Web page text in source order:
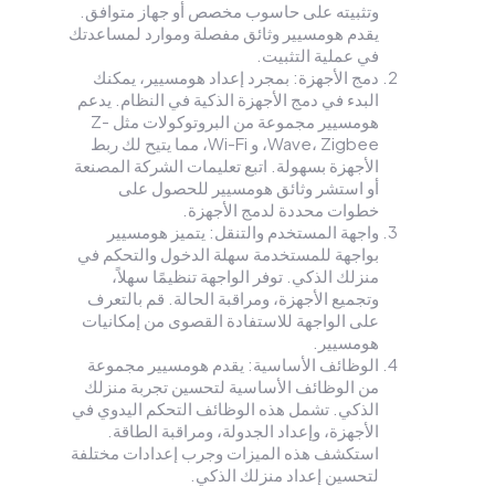
وتثبيته على حاسوب مخصص أو جهاز متوافق.
يقدم هومسيير وثائق مفصلة وموارد لمساعدتك
في عملية التثبيت.
دمج الأجهزة: بمجرد إعداد هومسيير، يمكنك
البدء في دمج الأجهزة الذكية في النظام. يدعم
هومسيير مجموعة من البروتوكولات مثل Z-
Wave، Zigbee، و Wi-Fi، مما يتيح لك ربط
الأجهزة بسهولة. اتبع تعليمات الشركة المصنعة
أو استشر وثائق هومسيير للحصول على
خطوات محددة لدمج الأجهزة.
واجهة المستخدم والتنقل: يتميز هومسيير
بواجهة للمستخدمة سهلة الدخول والتحكم في
منزلك الذكي. توفر الواجهة تنظيمًا سهلاً،
وتجميع الأجهزة، ومراقبة الحالة. قم بالتعرف
على الواجهة للاستفادة القصوى من إمكانيات
هومسيير.
الوظائف الأساسية: يقدم هومسيير مجموعة
من الوظائف الأساسية لتحسين تجربة منزلك
الذكي. تشمل هذه الوظائف التحكم اليدوي في
الأجهزة، وإعداد الجدولة، ومراقبة الطاقة.
استكشف هذه الميزات وجرب إعدادات مختلفة
لتحسين إعداد منزلك الذكي.